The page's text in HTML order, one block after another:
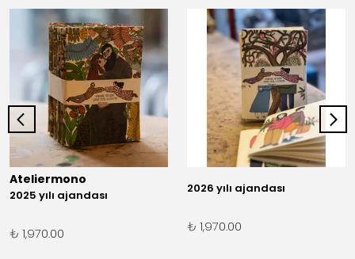
Ateliermono
2025 yılı ajandası
₺ 1,970.00
2026 yılı ajandası
₺ 1,970.00